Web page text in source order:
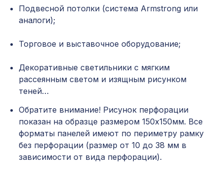
Натуральные обои Cosca
Калимантан, 0,91 x 10 м
Перфорированная панель АБАКО,
Воск мягкий "Дуб тёмный" в
Натуральные обои Cosca Traditional
Prints L5023, 0,91 x 5,5 м
1157 ₽
Перфорированная панель АЖУР,
1000х680мм, ХДФ, бук
1221 ₽
Подвесной потолки (система Armstrong или
аналоги);
Торговое и выставочное оборудование;
Декоративные светильники с мягким
рассеянным светом и изящным рисунком
теней…
Обратите внимание! Рисунок перфорации
показан на образце размером 150х150мм. Все
форматы панелей имеют по периметру рамку
без перфорации (размер от 10 до 38 мм в
зависимости от вида перфорации).